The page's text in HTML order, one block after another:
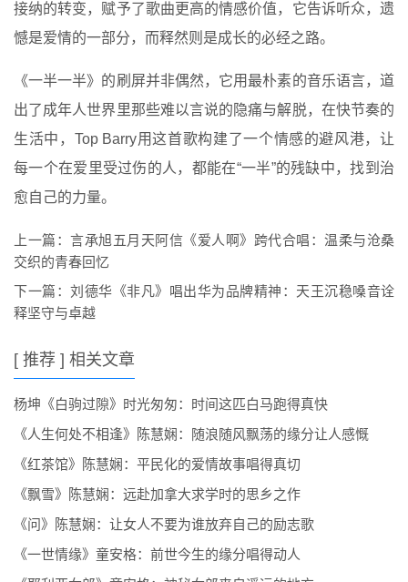
接纳的转变，赋予了歌曲更高的情感价值，它告诉听众，遗
憾是爱情的一部分，而释然则是成长的必经之路。
《一半一半》的刷屏并非偶然，它用最朴素的音乐语言，道
出了成年人世界里那些难以言说的隐痛与解脱，在快节奏的
生活中，Top Barry用这首歌构建了一个情感的避风港，让
每一个在爱里受过伤的人，都能在“一半”的残缺中，找到治
愈自己的力量。
上一篇： 言承旭五月天阿信《爱人啊》跨代合唱：温柔与沧桑
交织的青春回忆
下一篇： 刘德华《非凡》唱出华为品牌精神：天王沉稳嗓音诠
释坚守与卓越
[ 推荐 ] 相关文章
杨坤《白驹过隙》时光匆匆：时间这匹白马跑得真快
《人生何处不相逢》陈慧娴：随浪随风飘荡的缘分让人感慨
《红茶馆》陈慧娴：平民化的爱情故事唱得真切
《飘雪》陈慧娴：远赴加拿大求学时的思乡之作
《问》陈慧娴：让女人不要为谁放弃自己的励志歌
《一世情缘》童安格：前世今生的缘分唱得动人